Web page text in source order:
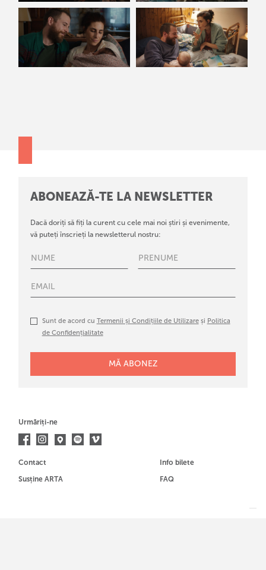
ABONEAZĂ-TE LA NEWSLETTER
Dacă doriți să fiți la curent cu cele mai noi știri și evenimente,
vă puteți înscrieți la newsletterul nostru:
Sunt de acord cu Termenii și Condițiile de Utilizareși Politica
de Confidențialitate
Urmăriți-ne
Contact
Susține ARTA
Info bilete
FAQ